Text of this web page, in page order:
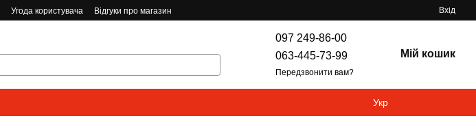
Угода користувача Відгуки про магазин Вхід
097 249-86-00
063-445-73-99
Передзвонити вам?
Мій кошик
Укр